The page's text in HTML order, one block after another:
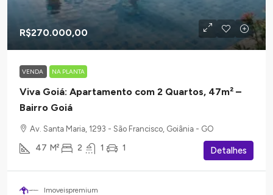
R$270.000,00
VENDA NA PLANTA
Viva Goiá: Apartamento com 2 Quartos, 47m² –
Bairro Goiá
Av. Santa Maria, 1293 - São Francisco, Goiânia - GO
47 M² 2 1 1 Detalhes
Imoveispremium